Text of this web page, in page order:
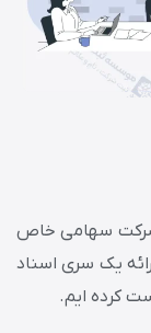
شرکت سهامی خاص
یک سری اسناد
کرده‌ ایم.